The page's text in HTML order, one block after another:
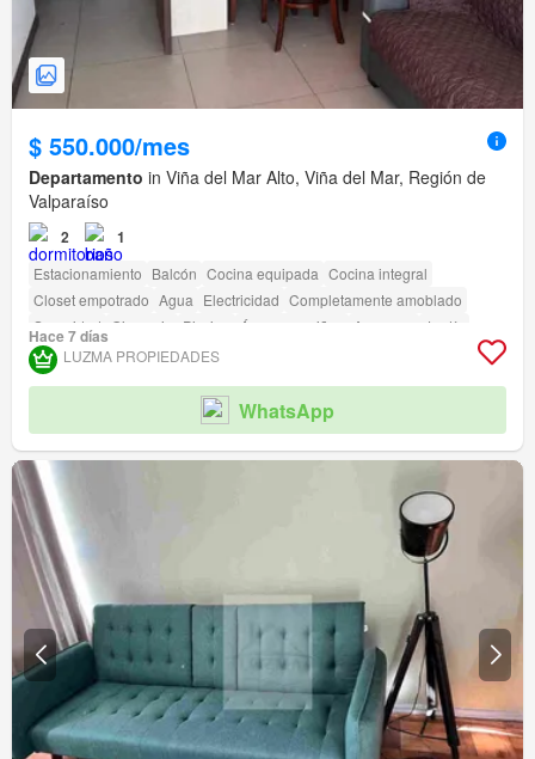
$ 550.000/mes
Departamento in Viña del Mar Alto, Viña del Mar, Región de
Valparaíso
2 1
Estacionamiento Balcón Cocina equipada Cocina integral
Closet empotrado Agua Electricidad Completamente amoblado
Seguridad
Gimnasio Piscina Área para niños Ascensor
Jardín
Conserje Parilla Caseta de vigilancia
Acceso para personas con discapacidad
Hace 7 días
LUZMA PROPIEDADES
WhatsApp